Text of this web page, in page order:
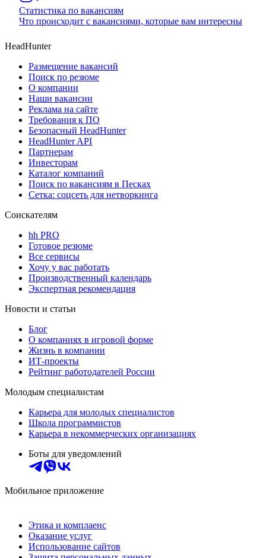
Статистика по вакансиям
Что происходит с вакансиями, которые вам интересны
HeadHunter
Размещение вакансий
Поиск по резюме
О компании
Наши вакансии
Реклама на сайте
Требования к ПО
Безопасный HeadHunter
HeadHunter API
Партнерам
Инвесторам
Каталог компаний
Поиск по вакансиям в Песках
Сетка: соцсеть для нетворкинга
Соискателям
hh PRO
Готовое резюме
Все сервисы
Хочу у вас работать
Производственный календарь
Экспертная рекомендация
Новости и статьи
Блог
О компаниях в игровой форме
Жизнь в компании
ИТ-проекты
Рейтинг работодателей России
Молодым специалистам
Карьера для молодых специалистов
Школа программистов
Карьера в некоммерческих организациях
Боты для уведомлений
Мобильное приложение
Этика и комплаенс
Оказание услуг
Использование сайтов